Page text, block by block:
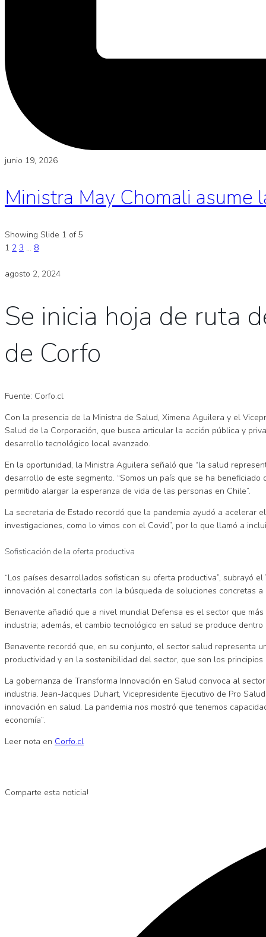
junio 19, 2026
Ministra May Chomali asume
Showing Slide 1 of 5
1 2 3 … 8
agosto 2, 2024
Se inicia hoja de ruta
de Corfo
Fuente: Corfo.cl
Con la presencia de la Ministra de Salud, Ximena Aguilera y el
Salud de la Corporación, que busca articular la acción pública y
desarrollo tecnológico local avanzado.
En la oportunidad, la Ministra Aguilera señaló que “la salud
desarrollo de este segmento. “Somos un país que se ha
permitido alargar la esperanza de vida de las personas en Chile”.
La secretaria de Estado recordó que la pandemia ayudó a acelerar
investigaciones, como lo vimos con el Covid”, por lo que llamó a
Sofisticación de la oferta productiva
“Los países desarrollados sofistican su oferta productiva”, subrayó
innovación al conectarla con la búsqueda de soluciones concretas
Benavente añadió que a nivel mundial Defensa es el sector que
industria; además, el cambio tecnológico en salud se produce
Benavente recordó que, en su conjunto, el sector salud representa
productividad y en la sostenibilidad del sector, que son los
La gobernanza de Transforma Innovación en Salud convoca al
industria. Jean-Jacques Duhart, Vicepresidente Ejecutivo de Pro
innovación en salud. La pandemia nos mostró que tenemos
economía”.
Leer nota en Corfo.cl
Comparte esta noticia!